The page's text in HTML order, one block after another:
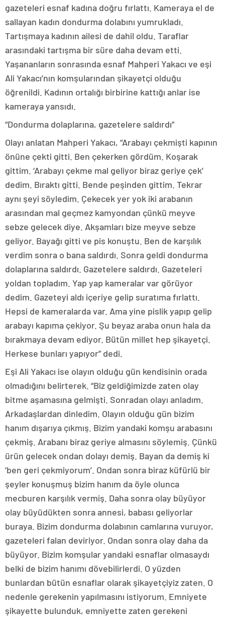
gazeteleri esnaf kadına doğru fırlattı. Kameraya el de
sallayan kadın dondurma dolabını yumrukladı.
Tartışmaya kadının ailesi de dahil oldu. Taraflar
arasındaki tartışma bir süre daha devam etti.
Yaşananların sonrasında esnaf Mahperi Yakacı ve eşi
Ali Yakacı’nın komşularından şikayetçi olduğu
öğrenildi. Kadının ortalığı birbirine kattığı anlar ise
kameraya yansıdı.
“Dondurma dolaplarına, gazetelere saldırdı”
Olayı anlatan Mahperi Yakacı, “Arabayı çekmişti kapının
önüne çekti gitti. Ben çekerken gördüm. Koşarak
gittim. ‘Arabayı çekme mal geliyor biraz geriye çek’
dedim. Bıraktı gitti. Bende peşinden gittim. Tekrar
aynı şeyi söyledim. Çekecek yer yok iki arabanın
arasından mal geçmez kamyondan çünkü meyve
sebze gelecek diye. Akşamları bize meyve sebze
geliyor. Bayağı gitti ve pis konuştu. Ben de karşılık
verdim sonra o bana saldırdı. Sonra geldi dondurma
dolaplarına saldırdı. Gazetelere saldırdı. Gazeteleri
yoldan topladım. Yap yap kameralar var görüyor
dedim. Gazeteyi aldı içeriye gelip suratıma fırlattı.
Hepsi de kameralarda var. Ama yine pislik yapıp gelip
arabayı kapıma çekiyor. Şu beyaz araba onun hala da
bırakmaya devam ediyor. Bütün millet hep şikayetçi.
Herkese bunları yapıyor” dedi.
Eşi Ali Yakacı ise olayın olduğu gün kendisinin orada
olmadığını belirterek. “Biz geldiğimizde zaten olay
bitme aşamasına gelmişti. Sonradan olayı anladım.
Arkadaşlardan dinledim. Olayın olduğu gün bizim
hanım dışarıya çıkmış. Bizim yandaki komşu arabasını
çekmiş. Arabanı biraz geriye almasını söylemiş. Çünkü
ürün gelecek ondan dolayı demiş. Bayan da demiş ki
‘ben geri çekmiyorum’. Ondan sonra biraz küfürlü bir
şeyler konuşmuş bizim hanım da öyle olunca
mecburen karşılık vermiş. Daha sonra olay büyüyor
olay büyüdükten sonra annesi, babası geliyorlar
buraya. Bizim dondurma dolabının camlarına vuruyor,
gazeteleri falan deviriyor. Ondan sonra olay daha da
büyüyor. Bizim komşular yandaki esnaflar olmasaydı
belki de bizim hanımı dövebilirlerdi. O yüzden
bunlardan bütün esnaflar olarak şikayetçiyiz zaten. O
nedenle gerekenin yapılmasını istiyorum. Emniyete
şikayette bulunduk, emniyette zaten gerekeni